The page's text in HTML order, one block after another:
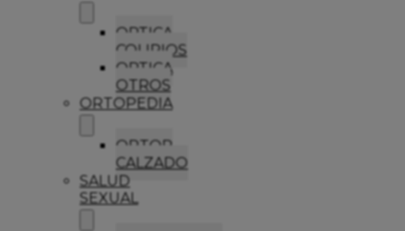
OPTICA
COLIRIOS
OPTICA
OTROS
ORTOPEDIA
ORTOP
CALZADO
SALUD
SEXUAL